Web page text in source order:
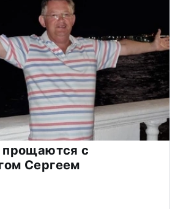
прощаются с
Сергеем